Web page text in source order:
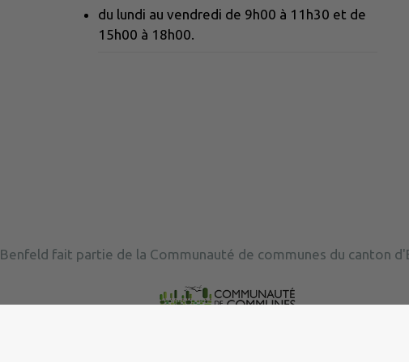
du lundi au vendredi de 9h00 à 11h30 et de
15h00 à 18h00.
Benfeld fait partie de la Communauté de communes du canton